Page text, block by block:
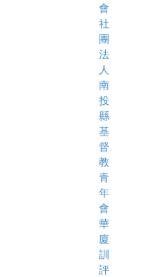
會
社
團
法
人
南
投
縣
基
督
教
青
年
會
華
廈
訓
評